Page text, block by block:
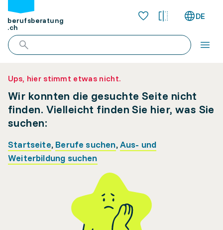
berufsberatung
.ch
DE
Ups, hier stimmt etwas nicht.
Wir konnten die gesuchte Seite nicht
finden. Vielleicht finden Sie hier, was Sie
suchen:
Startseite, Berufe suchen,Aus- und
Weiterbildung suchen